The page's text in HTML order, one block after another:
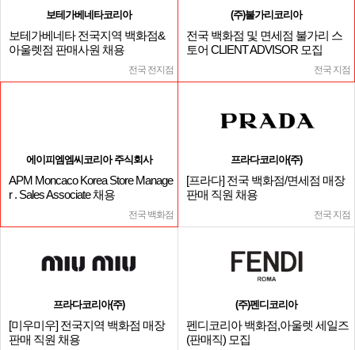
보테가베네타코리아
보테가베네타 전국지역 백화점&
아울렛점 판매사원 채용
전국 전지점
(주)불가리코리아
전국 백화점 및 면세점 불가리 스
토어 CLIENT ADVISOR 모집
전국 지점
에이피엠엠씨코리아 주식회사
APM Moncaco Korea Store Manage
r . Sales Associate 채용
전국 백화점
프라다코리아(주)
[프라다] 전국 백화점/면세점 매장
판매 직원 채용
전국 지점
프라다코리아(주)
[미우미우] 전국지역 백화점 매장
판매 직원 채용
(주)펜디코리아
펜디코리아 백화점,아울렛 세일즈
(판매직) 모집